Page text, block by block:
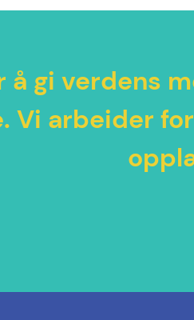
å gi verdens
Vi arbeider